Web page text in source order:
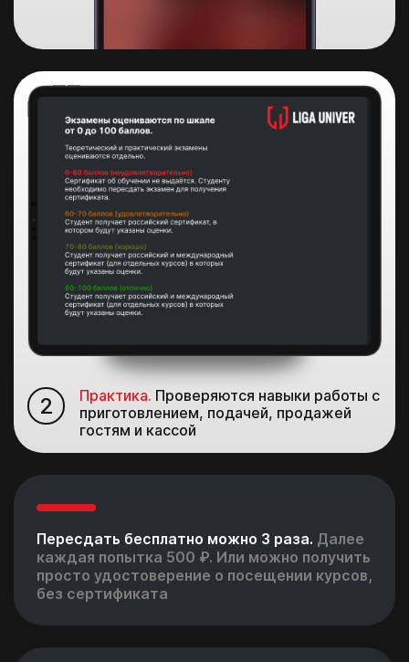
2 Практика. Проверяются навыки работы с
приготовлением, подачей, продажей
гостям и кассой
Пересдать бесплатно можно 3 раза. Далее
каждая попытка 500 ₽. Или можно получить
просто удостоверение о посещении курсов,
без сертификата